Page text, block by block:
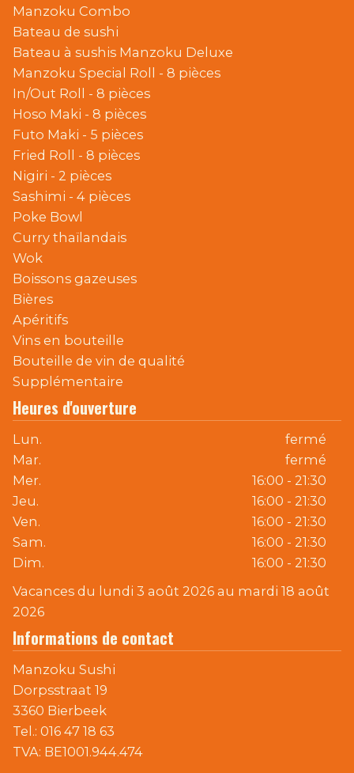
Manzoku Combo
Bateau de sushi
Bateau à sushis Manzoku Deluxe
Manzoku Special Roll - 8 pièces
In/Out Roll - 8 pièces
Hoso Maki - 8 pièces
Futo Maki - 5 pièces
Fried Roll - 8 pièces
Nigiri - 2 pièces
Sashimi - 4 pièces
Poke Bowl
Curry thaïlandais
Wok
Boissons gazeuses
Bières
Apéritifs
Vins en bouteille
Bouteille de vin de qualité
Supplémentaire
Heures d'ouverture
Lun.
fermé
Mar.
fermé
Mer.
16:00 - 21:30
Jeu.
16:00 - 21:30
Ven.
16:00 - 21:30
Sam.
16:00 - 21:30
Dim.
16:00 - 21:30
Vacances du lundi 3 août 2026 au mardi 18 août
2026
Informations de contact
Manzoku Sushi
Dorpsstraat 19
3360 Bierbeek
Tel.:016 47 18 63
TVA: BE1001.944.474